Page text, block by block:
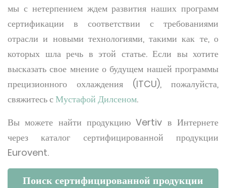
мы с нетерпением ждем развития наших программ
сертификации в соответствии с требованиями
отрасли и новыми технологиями, такими как те, о
которых шла речь в этой статье. Если вы хотите
высказать свое мнение о будущем нашей программы
прецизионного охлаждения (ITCU), пожалуйста,
свяжитесь сМустафой Дилсеном.
Вы можете найти продукцию Vertiv в Интернете
через каталог сертифицированной продукции
Eurovent.
Поиск сертифицированной продукции